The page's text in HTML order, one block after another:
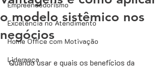
Empreendedorismo
Excelência no Atendimento
Home Office com Motivação
Liderança
o modelo sistêmico nos
negócios
Quando usar e quais os benefícios da